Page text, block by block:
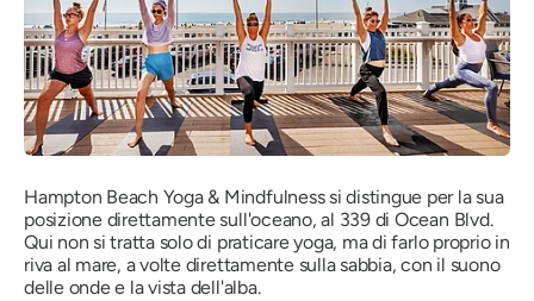
Hampton Beach Yoga & Mindfulness si distingue per la sua
posizione direttamente sull'oceano, al 339 di Ocean Blvd.
Qui non si tratta solo di praticare yoga, ma di farlo proprio in
riva al mare, a volte direttamente sulla sabbia, con il suono
delle onde e la vista dell'alba.